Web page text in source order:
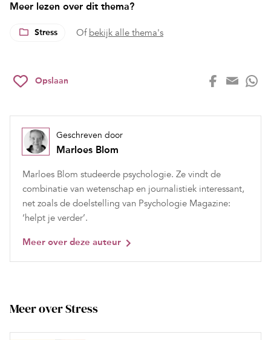
Meer lezen over dit thema?
Stress Of bekijk alle thema's
Opslaan
Geschreven door
Marloes Blom
Marloes Blom studeerde psychologie. Ze vindt de
combinatie van wetenschap en journalistiek interessant,
net zoals de doelstelling van Psychologie Magazine:
‘helpt je verder’.
Meer over deze auteur
Meer over Stress